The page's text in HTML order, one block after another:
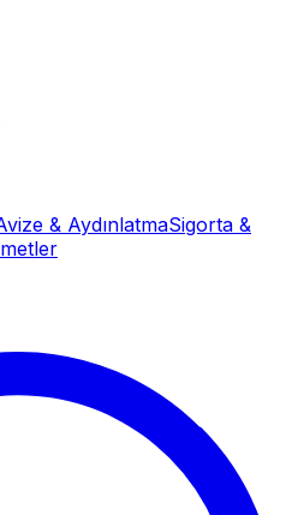
& AydınlatmaSigorta &